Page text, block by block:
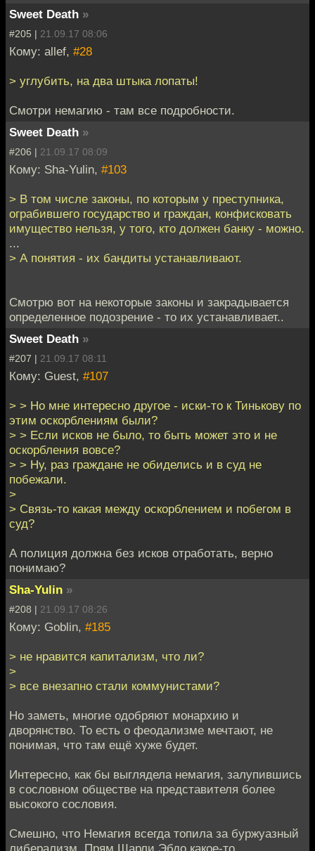
Sweet Death »
#205 | 21.09.17 08:06
Кому: allef, #28
> углубить, на два штыка лопаты!
Смотри немагию - там все подробности.
Sweet Death »
#206 | 21.09.17 08:09
Кому: Sha-Yulin, #103
> В том числе законы, по которым у преступника,
ограбившего государство и граждан, конфисковать
имущество нельзя, у того, кто должен банку - можно.
...
> А понятия - их бандиты устанавливают.
Смотрю вот на некоторые законы и закрадывается
определенное подозрение - то их устанавливает..
Sweet Death »
#207 | 21.09.17 08:11
Кому: Guest, #107
> > Но мне интересно другое - иски-то к Тинькову по
этим оскорблениям были?
> > Если исков не было, то быть может это и не
оскорбления вовсе?
> > Ну, раз граждане не обиделись и в суд не
побежали.
>
> Связь-то какая между оскорблением и побегом в
суд?
А полиция должна без исков отработать, верно
понимаю?
Sha-Yulin »
#208 | 21.09.17 08:26
Кому: Goblin, #185
> не нравится капитализм, что ли?
>
> все внезапно стали коммунистами?
Но заметь, многие одобряют монархию и
дворянство. То есть о феодализме мечтают, не
понимая, что там ещё хуже будет.
Интересно, как бы выглядела немагия, залупившись
в сословном обществе на представителя более
высокого сословия.
Смешно, что Немагия всегда топила за буржуазный
либерализм. Прям Шарли Эбдо какое-то.